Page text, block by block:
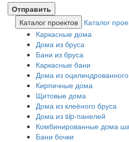
Каталог проектов
Каталог
Каркасные дома
Дома из бруса
Бани из бруса
Каркасные бани
Дома из
Кирпичные дома
Щитовые дома
Дома из клеёного бруса
Дома из sip-панелей
Комбинированные дома
Бани бочки